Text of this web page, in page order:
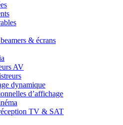
& écrans
AV
dynamique
d’affichage
TV & SAT